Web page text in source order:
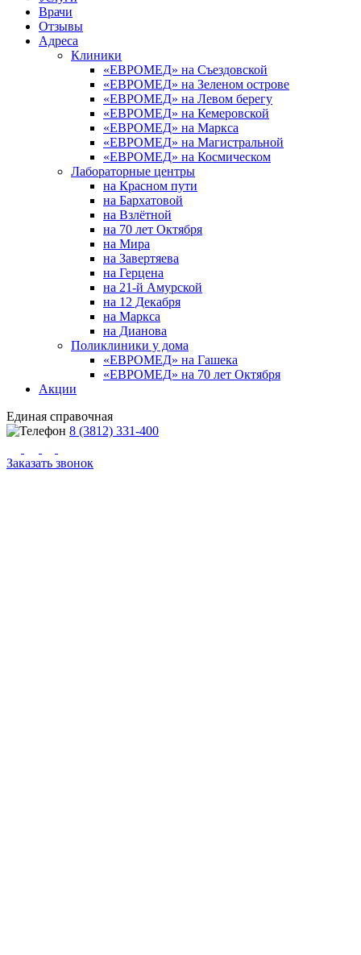
Врачи
Отзывы
Адреса
Клиники
«ЕВРОМЕД» на Съездовской
«ЕВРОМЕД» на Зеленом острове
«ЕВРОМЕД» на Левом берегу
«ЕВРОМЕД» на Кемеровской
«ЕВРОМЕД» на Маркса
«ЕВРОМЕД» на Магистральной
«ЕВРОМЕД» на Космическом
Лабораторные центры
на Красном пути
на Бархатовой
на Взлётной
на 70 лет Октября
на Мира
на Завертяева
на Герцена
на 21-й Амурской
на 12 Декабря
на Маркса
на Дианова
Поликлиники у дома
«ЕВРОМЕД» на Гашека
«ЕВРОМЕД» на 70 лет Октября
Акции
Единая справочная
8 (3812) 331-400
Заказать звонок